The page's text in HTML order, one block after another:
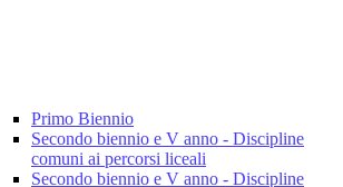
Primo Biennio
Secondo biennio e V anno - Discipline
comuni ai percorsi liceali
Secondo biennio e V anno - Discipline